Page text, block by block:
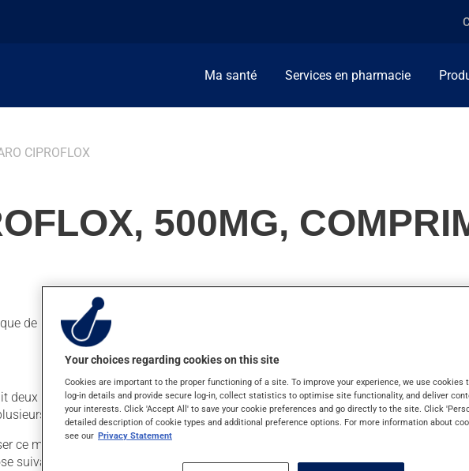
Ma santé Services en pharmacie
CIPROFLOX
500MG,
de la famille des quinolones. Habituellement, on l'utilise pour combattre les
deux fois par jour. Il est possible que votre pharmacien vous ait indiqué un
jours. Pour en retirer tous les bénéfices possibles, assurez-vous de le
ce médicament, car il a mauvais goût. Si vous oubliez une dose, et qu'il reste
suivante pour tenter de vous rattraper.
Your choices regarding cookies on this site
Cookies are important to the proper functioning of a site. To improve your experience, we use cookies
log-in details and provide secure log-in, collect statistics to optimise site functionality, and deliver
your interests. Click 'Accept All' to save your cookie preferences and go directly to the site. Click
detailed description of cookie types and additional preference options. For more information about
see our Privacy Statement